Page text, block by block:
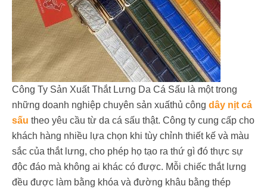
Công Ty Sản Xuất Thắt Lưng Da Cá Sấu là một trong
những doanh nghiệp chuyên sản xuấthủ công dây nịt cá
sấu theo yêu cầu từ da cá sấu thật. Công ty cung cấp cho
khách hàng nhiều lựa chọn khi tùy chỉnh thiết kế và màu
sắc của thắt lưng, cho phép họ tạo ra thứ gì đó thực sự
độc đáo mà không ai khác có được. Mỗi chiếc thắt lưng
đều được làm bằng khóa và đường khâu bằng thép